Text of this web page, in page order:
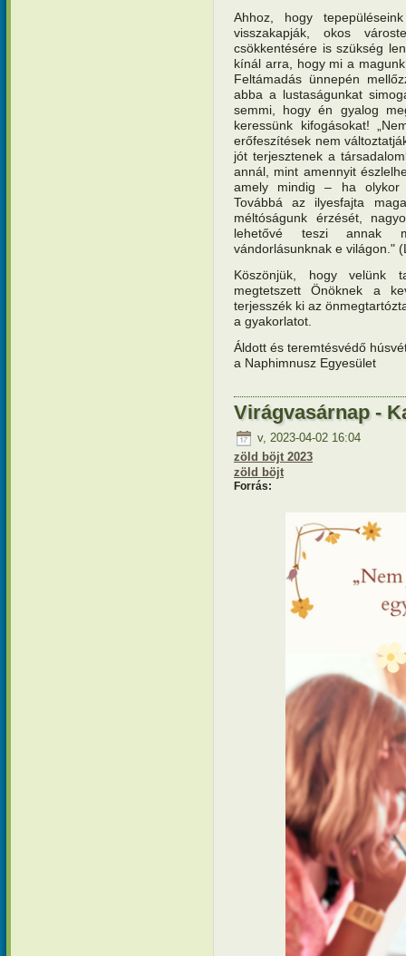
Ahhoz, hogy
visszakapják, okos
csökkentésére is szükség
kínál arra, hogy mi a
Feltámadás ünnepén
abba a lustaságunkat
semmi, hogy én gyalog
keressünk kifogásokat!
erőfeszítések nem
jót terjesztenek a
annál, mint amennyit
amely mindig – ha olykor
Továbbá az ilyesfajta
méltóságunk érzését,
lehetővé teszi annak
vándorlásunknak e világon."
Köszönjük, hogy velünk
megtetszett Önöknek a
terjesszék ki az
a gyakorlatot.
Áldott és teremtésvédő
a Naphimnusz Egyesület
Virágvasárnap -
v, 2023-04-02 16:04
zöld böjt 2023
zöld böjt
Forrás: